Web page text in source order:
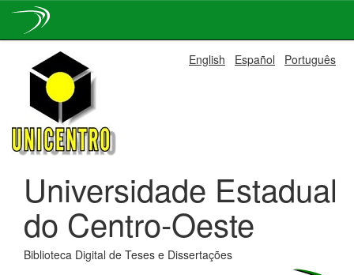
navigation
English Español Português
Universidade Estadual
do Centro-Oeste
Biblioteca Digital de Teses e Dissertações